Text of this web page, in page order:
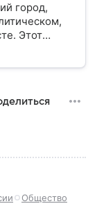
город,
Этот
Европы,
Общество